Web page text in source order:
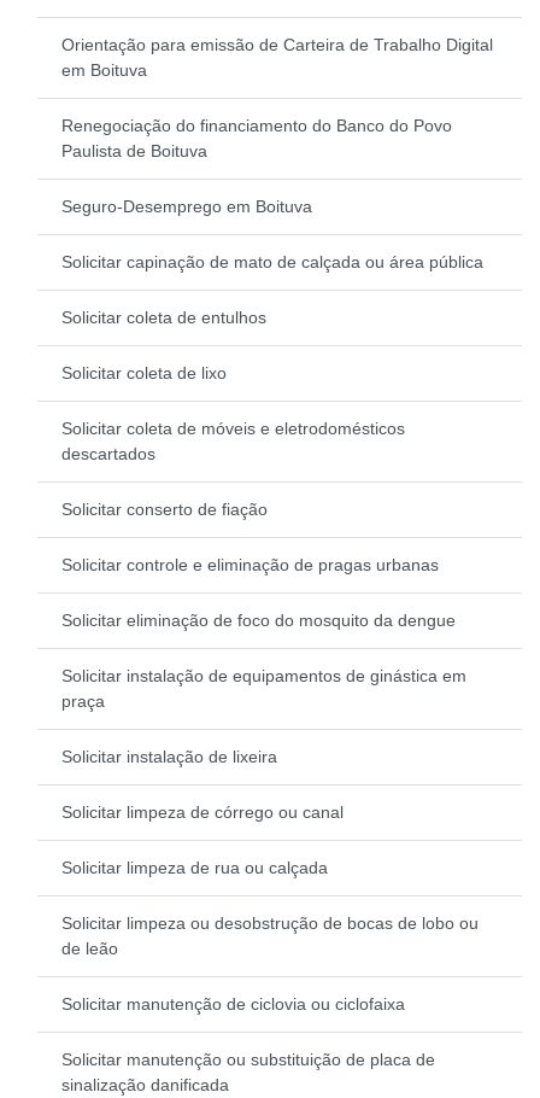
Orientação para emissão de Carteira de Trabalho Digital
em Boituva
Renegociação do financiamento do Banco do Povo
Paulista de Boituva
Seguro-Desemprego em Boituva
Solicitar capinação de mato de calçada ou área pública
Solicitar coleta de entulhos
Solicitar coleta de lixo
Solicitar coleta de móveis e eletrodomésticos
descartados
Solicitar conserto de fiação
Solicitar controle e eliminação de pragas urbanas
Solicitar eliminação de foco do mosquito da dengue
Solicitar instalação de equipamentos de ginástica em
praça
Solicitar instalação de lixeira
Solicitar limpeza de córrego ou canal
Solicitar limpeza de rua ou calçada
Solicitar limpeza ou desobstrução de bocas de lobo ou
de leão
Solicitar manutenção de ciclovia ou ciclofaixa
Solicitar manutenção ou substituição de placa de
sinalização danificada